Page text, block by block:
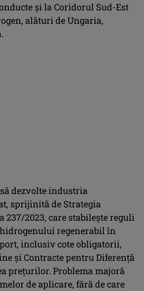
şi la Coridorul Sud-Est
alături de Ungaria,
dezvolte industria
sprijinită de Strategia
237/2023, care stabileşte reguli
regenerabil în
inclusiv cote obligatorii,
şi Contracte pentru Diferenţă
preţurilor. Problema majoră
de aplicare, fără de care